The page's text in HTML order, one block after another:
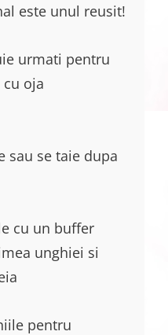
este unul reusit!
urmati pentru
oja
sau se taie dupa
cu un buffer
unghiei si
pentru